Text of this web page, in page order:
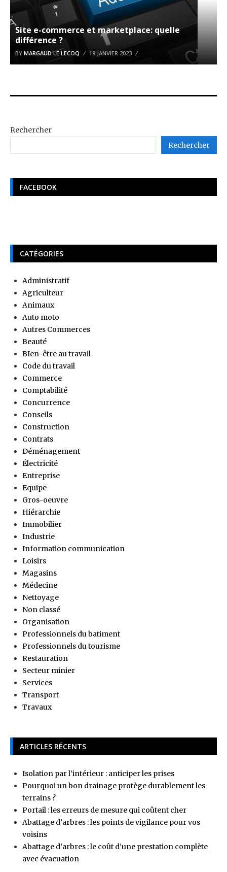
Site e-commerce et marketplace: quelle
différence ?
BY MARGAUD LE LECOQ 19 JANVIER 2023
Rechercher
Rechercher
FACEBOOK
CATÉGORIES
Administratif
Agriculteur
Animaux
Auto moto
Autres Commerces
Beauté
BIen-être au travail
Code du travail
Commerce
Comptabilité
Concurrence
Conseils
Construction
Contrats
Déménagement
Électricité
Entreprise
Equipe
Gros-oeuvre
Hiérarchie
Immobilier
Industrie
Information communication
Loisirs
Magasins
Médecine
Nettoyage
Non classé
Organisation
Professionnels du batiment
Professionnels du tourisme
Restauration
Secteur minier
Services
Transport
Travaux
ARTICLES RÉCENTS
Isolation par l’intérieur : anticiper les prises
Pourquoi un bon drainage protège durablement les
terrains ?
Portail : les erreurs de mesure qui coûtent cher
Abattage d’arbres : les points de vigilance pour vos
voisins
Abattage d’arbres : le coût d’une prestation complète
avec évacuation